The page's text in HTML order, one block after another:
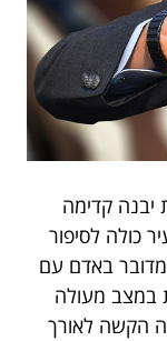
יבנה קדימה
כולה לסיפור
מדובר באדם עם
במצב מעולה
הקשה לאורך